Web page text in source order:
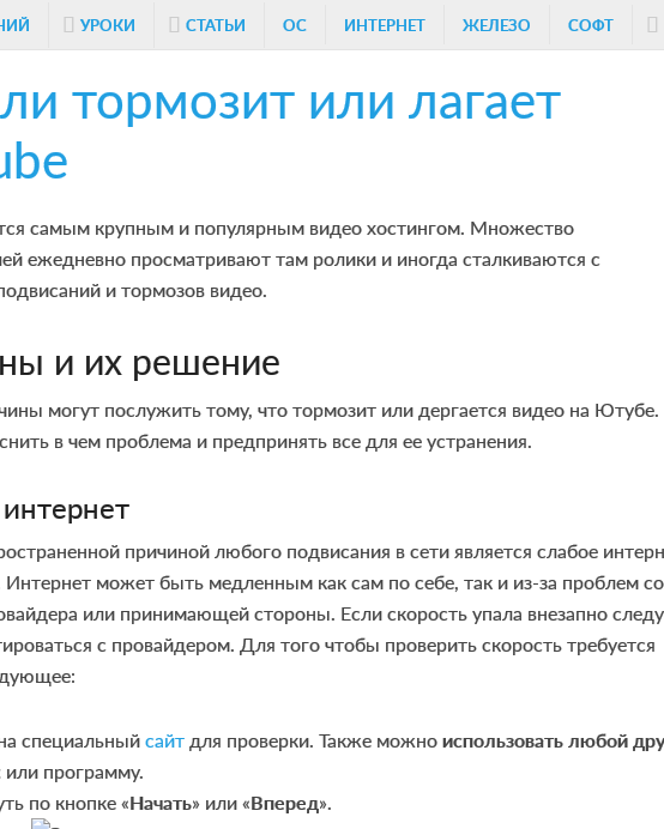
УРОКИ СТАТЬИ ОС ИНТЕРНЕТ ЖЕЛЕЗО СОФТ
тормозит или лагает
самым крупным и популярным видео хостингом. Множество
ежедневно просматривают там ролики и иногда сталкиваются с
и тормозов видео.
и их решение
могут послужить тому, что тормозит или дергается видео на Ютубе.
в чем проблема и предпринять все для ее устранения.
причиной любого подвисания в сети является слабое
Интернет может быть медленным как сам по себе, так и из-за проблем со
или принимающей стороны. Если скорость упала внезапно
с провайдером. Для того чтобы проверить скорость требуется
специальныйсайтдля проверки. Также можноиспользовать любой
или программу.
по кнопке «Начать» или «Вперед».